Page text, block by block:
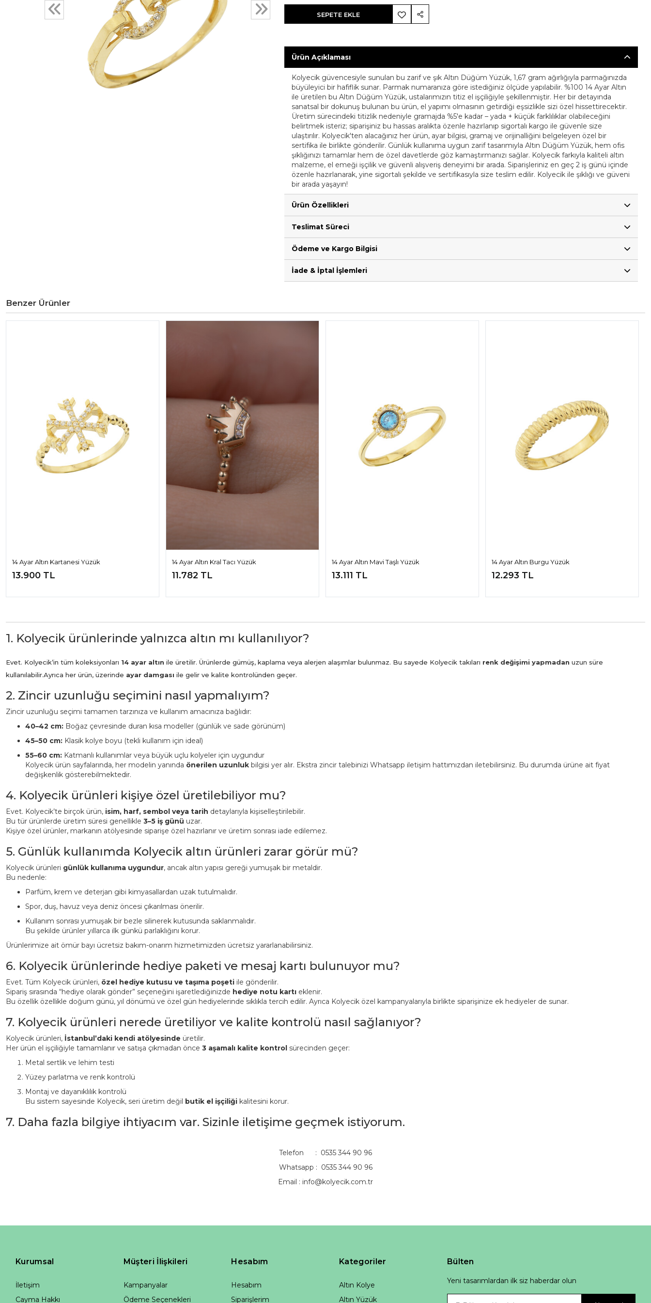
SEPETE EKLE
Ürün Açıklaması
Kolyecik güvencesiyle sunulan bu zarif ve şık Altın Düğüm Yüzük, 1,67 gram ağırlığıyla parmağınızda
büyüleyici bir hafiflik sunar. Parmak numaranıza göre istediğiniz ölçüde yapılabilir. %100 14 Ayar Altın
ile üretilen bu Altın Düğüm Yüzük, ustalarımızın titiz el işçiliğiyle şekillenmiştir. Her bir detayında
sanatsal bir dokunuş bulunan bu ürün, el yapımı olmasının getirdiği eşsizlikle sizi özel hissettirecektir.
Üretim sürecindeki titizlik nedeniyle gramajda %5'e kadar – yada + küçük farklılıklar olabileceğini
belirtmek isteriz; siparişiniz bu hassas aralıkta özenle hazırlanıp sigortalı kargo ile güvenle size
ulaştırılır. Kolyecik'ten alacağınız her ürün, ayar bilgisi, gramaj ve orijinalliğini belgeleyen özel bir
sertifika ile birlikte gönderilir. Günlük kullanıma uygun zarif tasarımıyla Altın Düğüm Yüzük, hem ofis
şıklığınızı tamamlar hem de özel davetlerde göz kamaştırmanızı sağlar. Kolyecik farkıyla kaliteli altın
malzeme, el emeği işçilik ve güvenli alışveriş deneyimi bir arada. Siparişleriniz en geç 2 iş günü içinde
özenle hazırlanarak, yine sigortalı şekilde ve sertifikasıyla size teslim edilir. Kolyecik ile şıklığı ve güveni
bir arada yaşayın!
Ürün Özellikleri
Teslimat Süreci
Ödeme ve Kargo Bilgisi
İade & İptal İşlemleri
Benzer Ürünler
14 Ayar Altın Kartanesi Yüzük
13.900 TL
14 Ayar Altın Kral Tacı Yüzük
11.782 TL
14 Ayar Altın Mavi Taşlı Yüzük
13.111 TL
14 Ayar Altın Burgu Yüzük
12.293 TL
1. Kolyecik ürünlerinde yalnızca altın mı kullanılıyor?
Evet. Kolyecik’in tüm koleksiyonları 14 ayar altın ile üretilir. Ürünlerde gümüş, kaplama veya alerjen alaşımlar bulunmaz. Bu sayede Kolyecik takıları renk değişimi yapmadan uzun süre
kullanılabilir.Ayrıca her ürün, üzerinde ayar damgası ile gelir ve kalite kontrolünden geçer.
2. Zincir uzunluğu seçimini nasıl yapmalıyım?
Zincir uzunluğu seçimi tamamen tarzınıza ve kullanım amacınıza bağlıdır:
40–42 cm: Boğaz çevresinde duran kısa modeller (günlük ve sade görünüm)
45–50 cm: Klasik kolye boyu (tekli kullanım için ideal)
55–60 cm: Katmanlı kullanımlar veya büyük uçlu kolyeler için uygundur
Kolyecik ürün sayfalarında, her modelin yanında önerilen uzunluk bilgisi yer alır. Ekstra zincir talebinizi Whatsapp iletişim hattımızdan iletebilirsiniz. Bu durumda ürüne ait fiyat
değişkenlik gösterebilmektedir.
4. Kolyecik ürünleri kişiye özel üretilebiliyor mu?
Evet. Kolyecik’te birçok ürün, isim, harf, sembol veya tarih detaylarıyla kişiselleştirilebilir.
Bu tür ürünlerde üretim süresi genellikle 3–5 iş günü uzar.
Kişiye özel ürünler, markanın atölyesinde siparişe özel hazırlanır ve üretim sonrası iade edilemez.
5. Günlük kullanımda Kolyecik altın ürünleri zarar görür mü?
Kolyecik ürünleri günlük kullanıma uygundur, ancak altın yapısı gereği yumuşak bir metaldir.
Bu nedenle:
Parfüm, krem ve deterjan gibi kimyasallardan uzak tutulmalıdır.
Spor, duş, havuz veya deniz öncesi çıkarılması önerilir.
Kullanım sonrası yumuşak bir bezle silinerek kutusunda saklanmalıdır.
Bu şekilde ürünler yıllarca ilk günkü parlaklığını korur.
Ürünlerimize ait ömür bayı ücretsiz bakım-onarım hizmetimizden ücretsiz yararlanabilirsiniz.
6. Kolyecik ürünlerinde hediye paketi ve mesaj kartı bulunuyor mu?
Evet. Tüm Kolyecik ürünleri, özel hediye kutusu ve taşıma poşeti ile gönderilir.
Sipariş sırasında “hediye olarak gönder” seçeneğini işaretlediğinizde hediye notu kartı eklenir.
Bu özellik özellikle doğum günü, yıl dönümü ve özel gün hediyelerinde sıklıkla tercih edilir. Ayrıca Kolyecik özel kampanyalarıyla birlikte siparişinize ek hediyeler de sunar.
7. Kolyecik ürünleri nerede üretiliyor ve kalite kontrolü nasıl sağlanıyor?
Kolyecik ürünleri, İstanbul’daki kendi atölyesinde üretilir.
Her ürün el işçiliğiyle tamamlanır ve satışa çıkmadan önce 3 aşamalı kalite kontrol sürecinden geçer:
Metal sertlik ve lehim testi
Yüzey parlatma ve renk kontrolü
Montaj ve dayanıklılık kontrolü
Bu sistem sayesinde Kolyecik, seri üretim değil butik el işçiliği kalitesini korur.
7. Daha fazla bilgiye ihtiyacım var. Sizinle iletişime geçmek istiyorum.
Telefon : 0535 344 90 96
Whatsapp : 0535 344 90 96
Email : info@kolyecik.com.tr
Kurumsal
İletişim
Cayma Hakkı
Müşteri İlişkileri
Kampanyalar
Ödeme Seçenekleri
Hesabım
Hesabım
Siparişlerim
Kategoriler
Altın Kolye
Altın Yüzük
Bülten
Yeni tasarımlardan ilk siz haberdar olun